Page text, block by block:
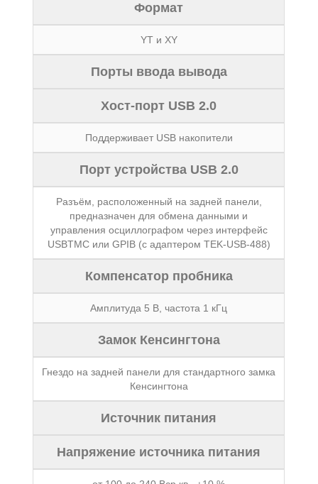
Формат
YT и XY
Порты ввода вывода
Хост-порт USB 2.0
Поддерживает USB накопители
Порт устройства USB 2.0
Разъём, расположенный на задней панели,
предназначен для обмена данными и
управления осциллографом через интерфейс
USBTMC или GPIB (с адаптером TEK-USB-488)
Компенсатор пробника
Амплитуда 5 В, частота 1 кГц
Замок Кенсингтона
Гнездо на задней панели для стандартного замка
Кенсингтона
Источник питания
Напряжение источника питания